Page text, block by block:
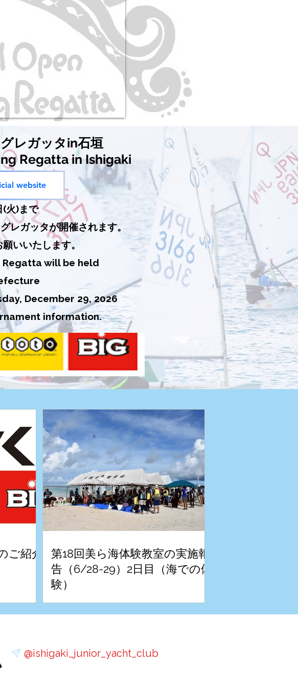
レガッタin石垣
Regatta in Ishigaki
website
火)まで
レガッタが開催されます。
いいたします。
Regatta will be held
December 29, 2026
information.
ご紹介
第18回美ら海体験教室の実施報
告（6/28-29）2日目（海での体
験）
@ishigaki_junior_yacht_club